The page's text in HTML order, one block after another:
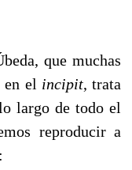
que muchas
en el incipit, trata
largo de todo el
reproducir a